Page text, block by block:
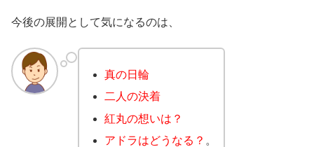
今後の展開として気になるのは、
真の日輪
二人の決着
紅丸の想いは？
アドラはどうなる？ 。